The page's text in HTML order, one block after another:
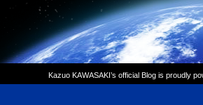
Kazuo KAWASAKI’s official Blog is proudly